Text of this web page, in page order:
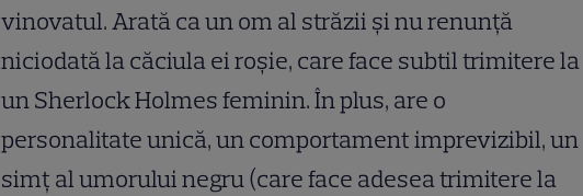
vinovatul. Arată ca un om al străzii și nu renunță
niciodată la căciula ei roșie, care face subtil trimitere la
un Sherlock Holmes feminin. În plus, are o
personalitate unică, un comportament imprevizibil, un
simț al umorului negru (care face adesea trimitere la